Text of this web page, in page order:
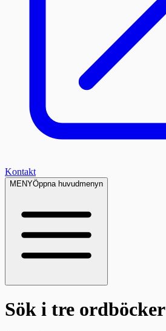
Kontakt
MENYÖppna huvudmenyn
Sök i tre ordböcker